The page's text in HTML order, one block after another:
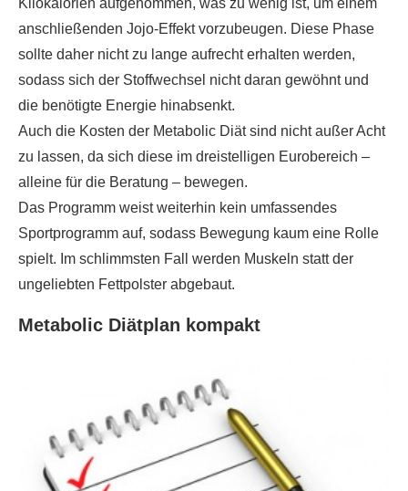
anschließenden Jojo-Effekt vorzubeugen. Diese Phase
sollte daher nicht zu lange aufrecht erhalten werden,
sodass sich der Stoffwechsel nicht daran gewöhnt und
die benötigte Energie hinabsenkt.
Auch die Kosten der Metabolic Diät sind nicht außer Acht
zu lassen, da sich diese im dreistelligen Eurobereich –
alleine für die Beratung – bewegen.
Das Programm weist weiterhin kein umfassendes
Sportprogramm auf, sodass Bewegung kaum eine Rolle
spielt. Im schlimmsten Fall werden Muskeln statt der
ungeliebten Fettpolster abgebaut.
Metabolic Diätplan kompakt